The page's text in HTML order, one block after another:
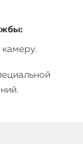
камеру.